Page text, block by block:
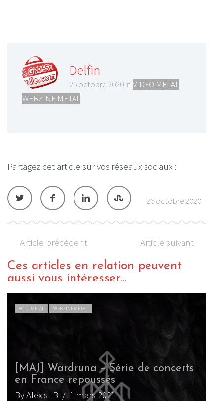
Delfin
26 octobre 2020 in VIDEO METAL
WEBZINE METAL
Partagez cet article sur vos réseaux sociaux :
26 octobre 2020
Article précédent Article suivant
Ces articles en relation peuvent
aussi vous intéresser...
ACTU METAL WEBZINE METAL
[MAJ] Wardruna – Série de concerts
en France repoussés
By Alexis_B / 1 mars 2021